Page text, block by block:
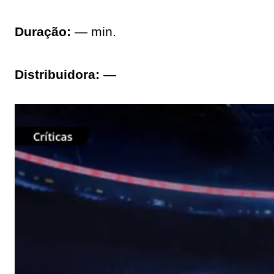
Duração: — min.
Distribuidora: —